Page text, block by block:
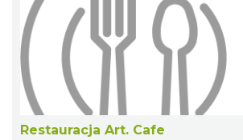
Restauracja Art. Cafe